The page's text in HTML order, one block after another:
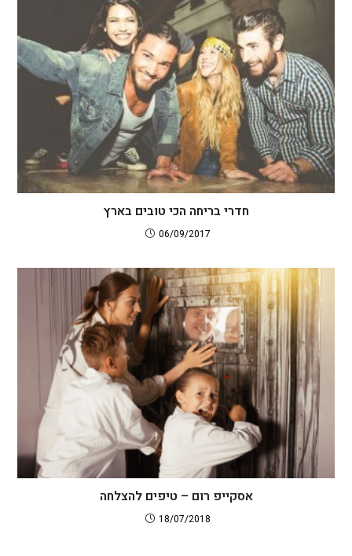
חדרי בריחה הכי טובים בארץ
06/09/2017
אסקייפ רום – טיפים להצלחה
18/07/2018